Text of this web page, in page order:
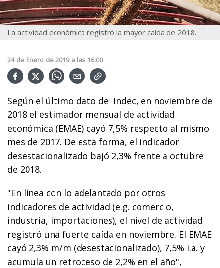
La actividad económica registró la mayor caída de 2018.
24 de Enero de 2019 a las 16:00
Según el último dato del Indec, en noviembre de
2018 el estimador mensual de actividad
económica (EMAE) cayó 7,5% respecto al mismo
mes de 2017. De esta forma, el indicador
desestacionalizado bajó 2,3% frente a octubre
de 2018.
"En línea con lo adelantado por otros
indicadores de actividad (e.g. comercio,
industria, importaciones), el nivel de actividad
registró una fuerte caída en noviembre. El EMAE
cayó 2,3% m/m (desestacionalizado), 7,5% i.a. y
acumula un retroceso de 2,2% en el año",